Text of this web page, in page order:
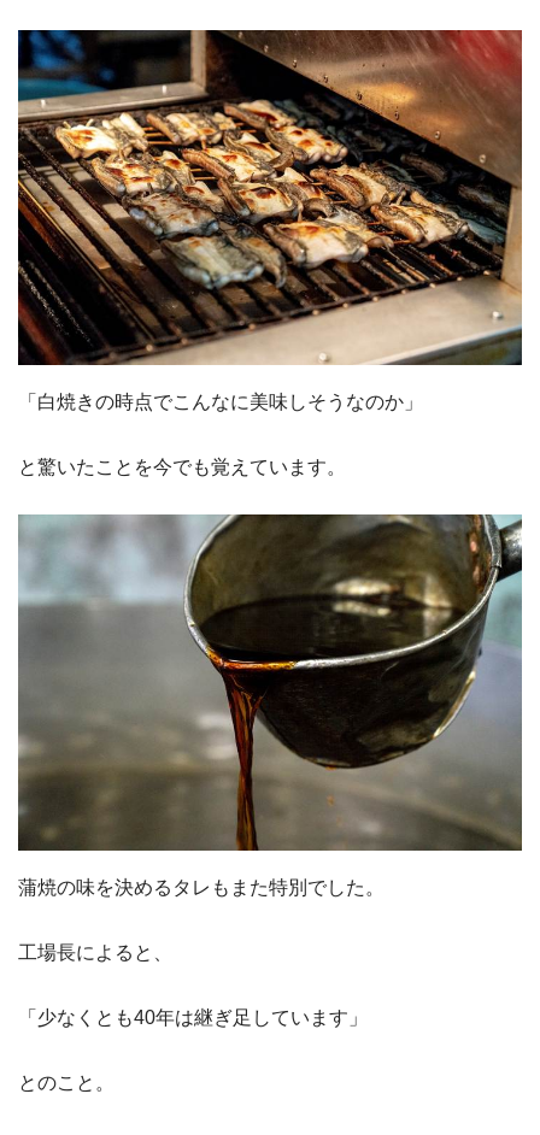
「白焼きの時点でこんなに美味しそうなのか」
と驚いたことを今でも覚えています。
蒲焼の味を決めるタレもまた特別でした。
工場長によると、
「少なくとも40年は継ぎ足しています」
とのこと。